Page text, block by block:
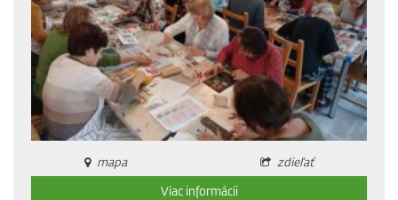
mapa
zdieľať
Viac informácii